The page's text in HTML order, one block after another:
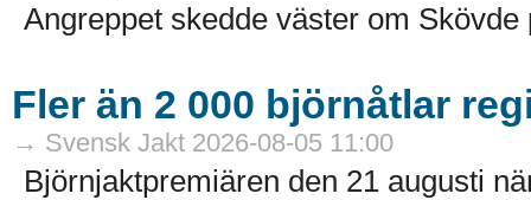
Angreppet skedde väster om Skövde
Fler än 2 000 björnåtlar
→ Svensk Jakt 2026-08-05 11:00
Björnjaktpremiären den 21 augusti